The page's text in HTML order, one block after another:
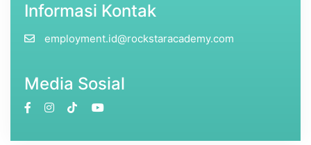
Informasi Kontak
employment.id@rockstaracademy.com
Media Sosial